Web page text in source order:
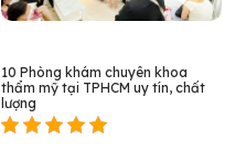
10 Phòng khám chuyên khoa
thẩm mỹ tại TPHCM uy tín, chất
lượng